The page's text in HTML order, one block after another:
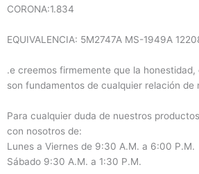
CORONA:1.834
EQUIVALENCIA: 5M2747A MS-1949A
.e creemos firmemente que la
son fundamentos de cualquier relación de
Para cualquier duda de nuestros
con nosotros de:
Lunes a Viernes de 9:30 A.M. a 6:00 P.M.
Sábado 9:30 A.M. a 1:30 P.M.